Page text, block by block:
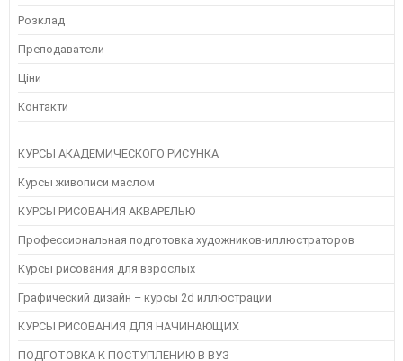
Розклад
Преподаватели
Ціни
Контакти
КУРСЫ АКАДЕМИЧЕСКОГО РИСУНКА
Курсы живописи маслом
КУРСЫ РИСОВАНИЯ АКВАРЕЛЬЮ
Профессиональная подготовка художников-иллюстраторов
Курсы рисования для взрослых
Графический дизайн – курсы 2d иллюстрации
КУРСЫ РИСОВАНИЯ ДЛЯ НАЧИНАЮЩИХ
ПОДГОТОВКА К ПОСТУПЛЕНИЮ В ВУЗ